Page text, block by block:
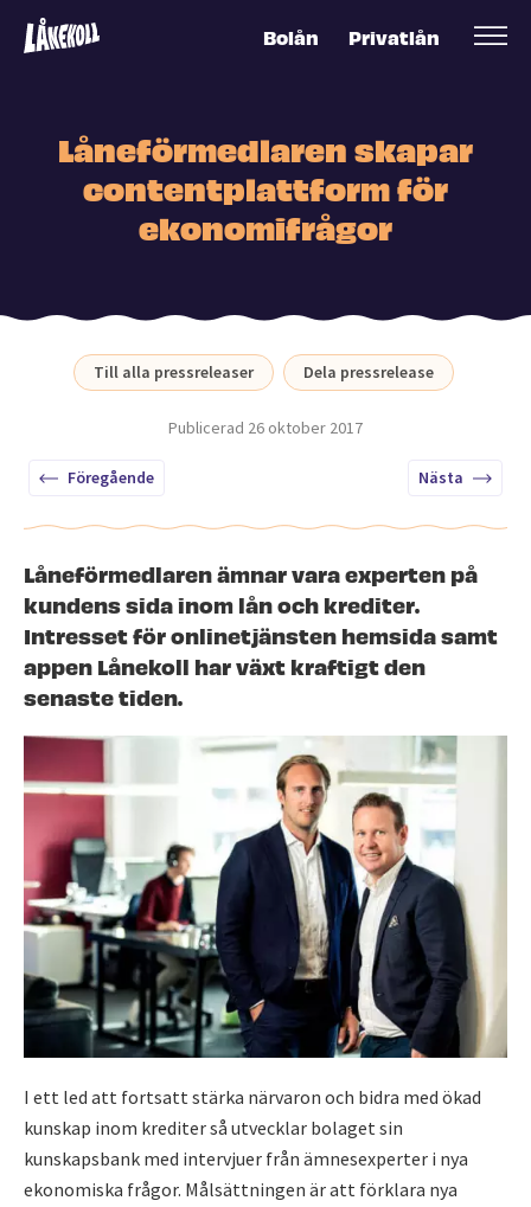
Bolån Privatlån
Låneförmedlaren skapar
contentplattform för
ekonomifrågor
Till alla pressreleaser Dela pressrelease
Publicerad 26 oktober 2017
Föregående Nästa
Låneförmedlaren ämnar vara experten på
kundens sida inom lån och krediter.
Intresset för onlinetjänsten hemsida samt
appen Lånekoll har växt kraftigt den
senaste tiden.
I ett led att fortsatt stärka närvaron och bidra med ökad
kunskap inom krediter så utvecklar bolaget sin
kunskapsbank med intervjuer från ämnesexperter i nya
ekonomiska frågor. Målsättningen är att förklara nya